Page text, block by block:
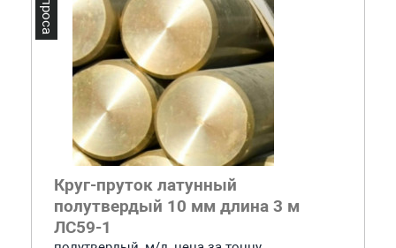
Круг-пруток латунный
полутвердый 10 мм длина 3 м
ЛС59-1